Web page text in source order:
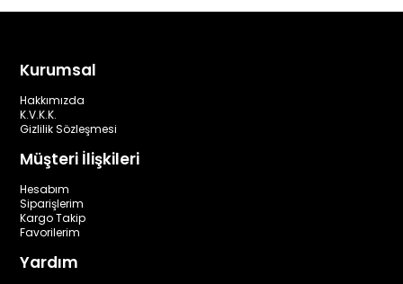
Kurumsal
Hakkımızda
K.V.K.K.
Gizlilik Sözleşmesi
Müşteri İlişkileri
Hesabım
Siparişlerim
Kargo Takip
Favorilerim
Yardım